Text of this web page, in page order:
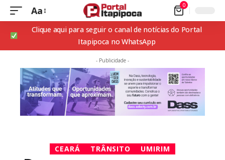
Aa 0
Clique aqui para seguir o canal de notícias do Portal
Itapipoca no WhatsApp
- Publicidade -
CEARÁ TRÂNSITO UMIRIM